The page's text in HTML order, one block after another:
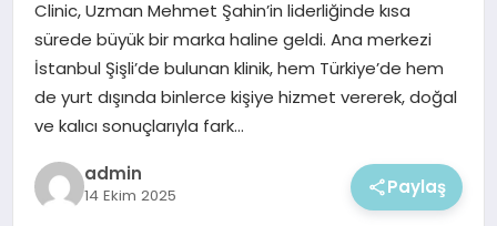
Clinic, Uzman Mehmet Şahin’in liderliğinde kısa
sürede büyük bir marka haline geldi. Ana merkezi
İstanbul Şişli’de bulunan klinik, hem Türkiye’de hem
de yurt dışında binlerce kişiye hizmet vererek, doğal
ve kalıcı sonuçlarıyla fark…
admin
14 Ekim 2025 Paylaş